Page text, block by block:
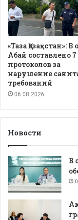
«Таза Қазақстан»: В
Абай составлено 7
протоколов за
нарушение
требований
06.08.2026
Новости
В